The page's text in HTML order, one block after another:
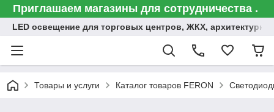
Приглашаем магазины для сотрудничества .
LED освещение для торговых центров, ЖКХ,
Товары и услуги Каталог товаров FERON